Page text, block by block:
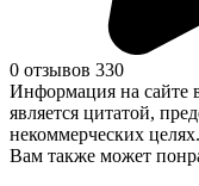
0 отзывов 330
Информация на сайте
является цитатой,
некоммерческих целях.
Вам также может